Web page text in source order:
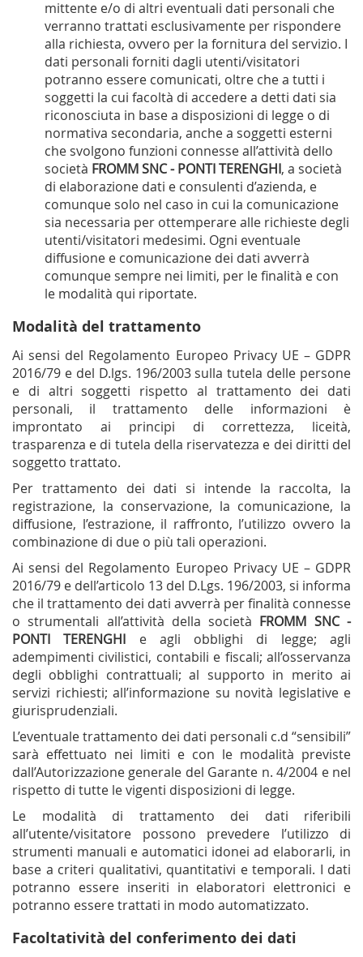
mittente e/o di altri eventuali dati personali che
verranno trattati esclusivamente per rispondere
alla richiesta, ovvero per la fornitura del servizio. I
dati personali forniti dagli utenti/visitatori
potranno essere comunicati, oltre che a tutti i
soggetti la cui facoltà di accedere a detti dati sia
riconosciuta in base a disposizioni di legge o di
normativa secondaria, anche a soggetti esterni
che svolgono funzioni connesse all’attività dello
società FROMM SNC - PONTI TERENGHI, a società
di elaborazione dati e consulenti d’azienda, e
comunque solo nel caso in cui la comunicazione
sia necessaria per ottemperare alle richieste degli
utenti/visitatori medesimi. Ogni eventuale
diffusione e comunicazione dei dati avverrà
comunque sempre nei limiti, per le finalità e con
le modalità qui riportate.
Modalità del trattamento
Ai sensi del Regolamento Europeo Privacy UE – GDPR
2016/79 e del D.lgs. 196/2003 sulla tutela delle persone
e di altri soggetti rispetto al trattamento dei dati
personali, il trattamento delle informazioni è
improntato ai principi di correttezza, liceità,
trasparenza e di tutela della riservatezza e dei diritti del
soggetto trattato.
Per trattamento dei dati si intende la raccolta, la
registrazione, la conservazione, la comunicazione, la
diffusione, l’estrazione, il raffronto, l’utilizzo ovvero la
combinazione di due o più tali operazioni.
Ai sensi del Regolamento Europeo Privacy UE – GDPR
2016/79 e dell’articolo 13 del D.Lgs. 196/2003, si informa
che il trattamento dei dati avverrà per finalità connesse
o strumentali all’attività della società FROMM SNC -
PONTI TERENGHI e agli obblighi di legge; agli
adempimenti civilistici, contabili e fiscali; all’osservanza
degli obblighi contrattuali; al supporto in merito ai
servizi richiesti; all’informazione su novità legislative e
giurisprudenziali.
L’eventuale trattamento dei dati personali c.d “sensibili”
sarà effettuato nei limiti e con le modalità previste
dall’Autorizzazione generale del Garante n. 4/2004 e nel
rispetto di tutte le vigenti disposizioni di legge.
Le modalità di trattamento dei dati riferibili
all’utente/visitatore possono prevedere l’utilizzo di
strumenti manuali e automatici idonei ad elaborarli, in
base a criteri qualitativi, quantitativi e temporali. I dati
potranno essere inseriti in elaboratori elettronici e
potranno essere trattati in modo automatizzato.
Facoltatività del conferimento dei dati